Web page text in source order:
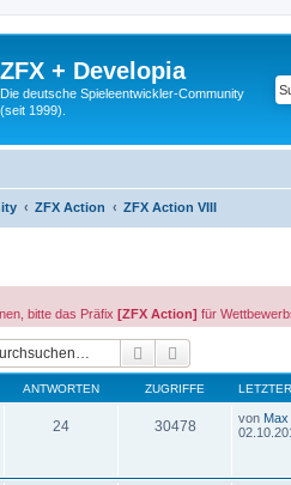
ZFX + Developia
Die deutsche Spieleentwickler-Community
(seit 1999).
ZFX Action ZFX Action VIII
bitte das Präfix [ZFX Action] für
Suche
ANTWORTEN ZUGRIFFE
24 30478 von